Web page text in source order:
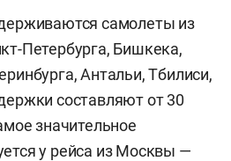
самолеты из
Петербурга, Бишкека,
Антальи, Тбилиси,
составляют от 30
значительное
у рейса из Москвы —